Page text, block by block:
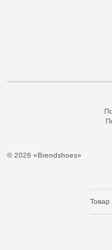
© 2026 «Brendshoes»
Товар